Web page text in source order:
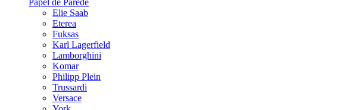
Papel de Parede
Elie Saab
Eterea
Fuksas
Karl Lagerfield
Lamborghini
Komar
Philipp Plein
Trussardi
Versace